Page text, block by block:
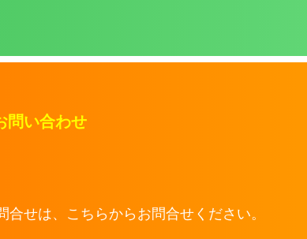
問い合わせ
せは、こちらからお問合せください。